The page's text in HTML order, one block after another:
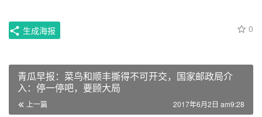
0
生成海报
青瓜早报：菜鸟和顺丰撕得不可开交，国家邮政局介
入：停一停吧，要顾大局
上一篇 2017年6月2日 am9:28